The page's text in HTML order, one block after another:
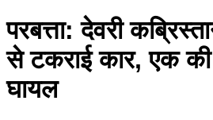
परबत्ता: देवरी
से टकराई कार, एक
घायल